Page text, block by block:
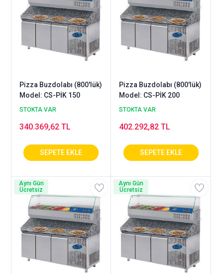
Pizza Buzdolabı (800'lük)
Model: CS-PİK 150
STOKTA VAR
340.369,62 TL
Pizza Buzdolabı (800'lük)
Model: CS-PİK 200
STOKTA VAR
402.292,82 TL
Aynı Gün
Ücretsiz
Aynı Gün
Ücretsiz